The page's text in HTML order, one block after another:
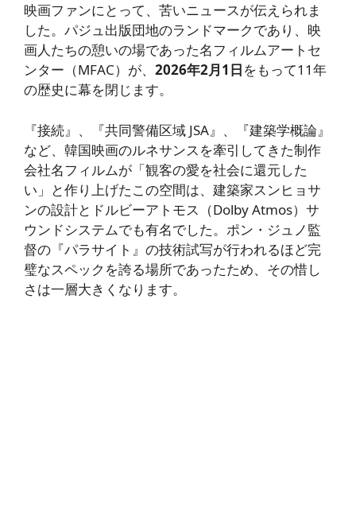
映画ファンにとって、苦いニュースが伝えられま
した。パジュ出版団地のランドマークであり、映
画人たちの憩いの場であった名フィルムアートセ
ンター（MFAC）が、 2026年2月1日をもって11年
の歴史に幕を閉じます。
『接続』、『共同警備区域 JSA』、『建築学概論』
など、韓国映画のルネサンスを牽引してきた制作
会社名フィルムが「観客の愛を社会に還元した
い」と作り上げたこの空間は、建築家スンヒョサ
ンの設計とドルビーアトモス（Dolby Atmos）サ
ウンドシステムでも有名でした。ポン・ジュノ監
督の『パラサイト』の技術試写が行われるほど完
璧なスペックを誇る場所であったため、その惜し
さは一層大きくなります。